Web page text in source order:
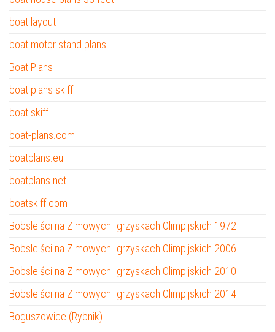
boat layout
boat motor stand plans
Boat Plans
boat plans skiff
boat skiff
boat-plans.com
boatplans.eu
boatplans.net
boatskiff.com
Bobsleiści na Zimowych Igrzyskach Olimpijskich 1972
Bobsleiści na Zimowych Igrzyskach Olimpijskich 2006
Bobsleiści na Zimowych Igrzyskach Olimpijskich 2010
Bobsleiści na Zimowych Igrzyskach Olimpijskich 2014
Boguszowice (Rybnik)